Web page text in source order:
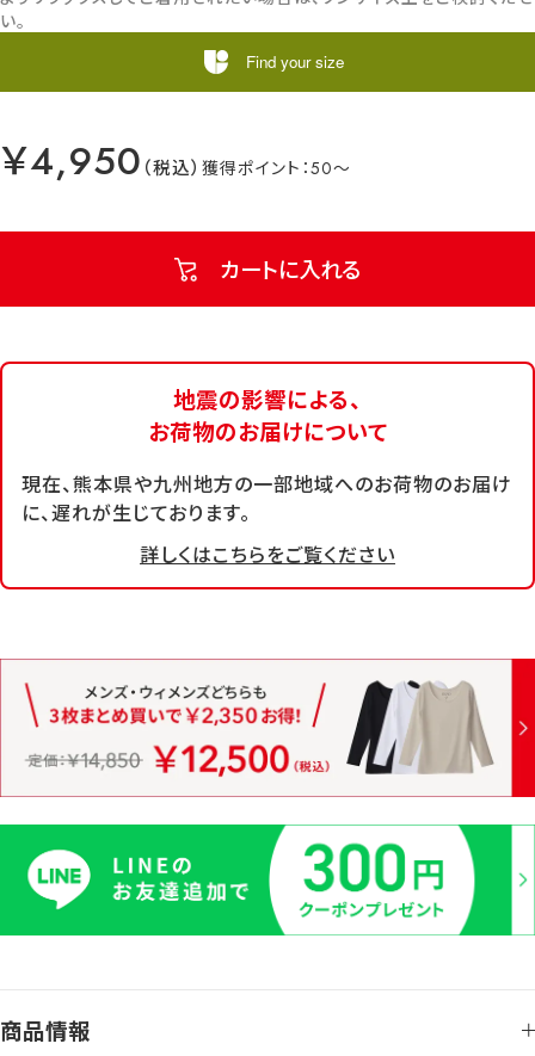
￥4,950 50
カートに入れる
い。
Find your size
地震の影響による、
お荷物のお届けについて
現在、熊本県や九州地方の一部地域へのお荷物のお届け
に、遅れが生じております。
詳しくはこちらをご覧ください
商品情報